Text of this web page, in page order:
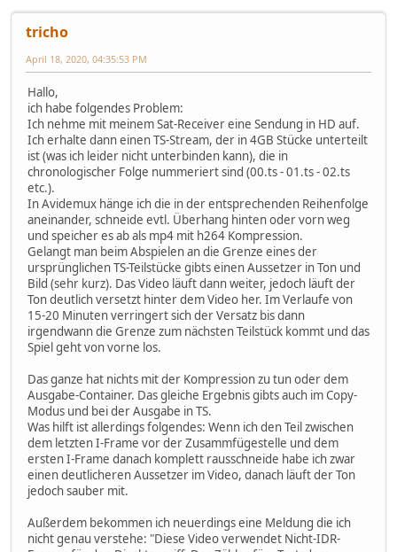
tricho
April 18, 2020, 04:35:53 PM
Hallo,
ich habe folgendes Problem:
Ich nehme mit meinem Sat-Receiver eine Sendung in HD auf.
Ich erhalte dann einen TS-Stream, der in 4GB Stücke unterteilt
ist (was ich leider nicht unterbinden kann), die in
chronologischer Folge nummeriert sind (00.ts - 01.ts - 02.ts
etc.).
In Avidemux hänge ich die in der entsprechenden Reihenfolge
aneinander, schneide evtl. Überhang hinten oder vorn weg
und speicher es ab als mp4 mit h264 Kompression.
Gelangt man beim Abspielen an die Grenze eines der
ursprünglichen TS-Teilstücke gibts einen Aussetzer in Ton und
Bild (sehr kurz). Das Video läuft dann weiter, jedoch läuft der
Ton deutlich versetzt hinter dem Video her. Im Verlaufe von
15-20 Minuten verringert sich der Versatz bis dann
irgendwann die Grenze zum nächsten Teilstück kommt und das
Spiel geht von vorne los.
Das ganze hat nichts mit der Kompression zu tun oder dem
Ausgabe-Container. Das gleiche Ergebnis gibts auch im Copy-
Modus und bei der Ausgabe in TS.
Was hilft ist allerdings folgendes: Wenn ich den Teil zwischen
dem letzten I-Frame vor der Zusammfügestelle und dem
ersten I-Frame danach komplett rausschneide habe ich zwar
einen deutlicheren Aussetzer im Video, danach läuft der Ton
jedoch sauber mit.
Außerdem bekommen ich neuerdings eine Meldung die ich
nicht genau verstehe: "Diese Video verwendet Nicht-IDR-